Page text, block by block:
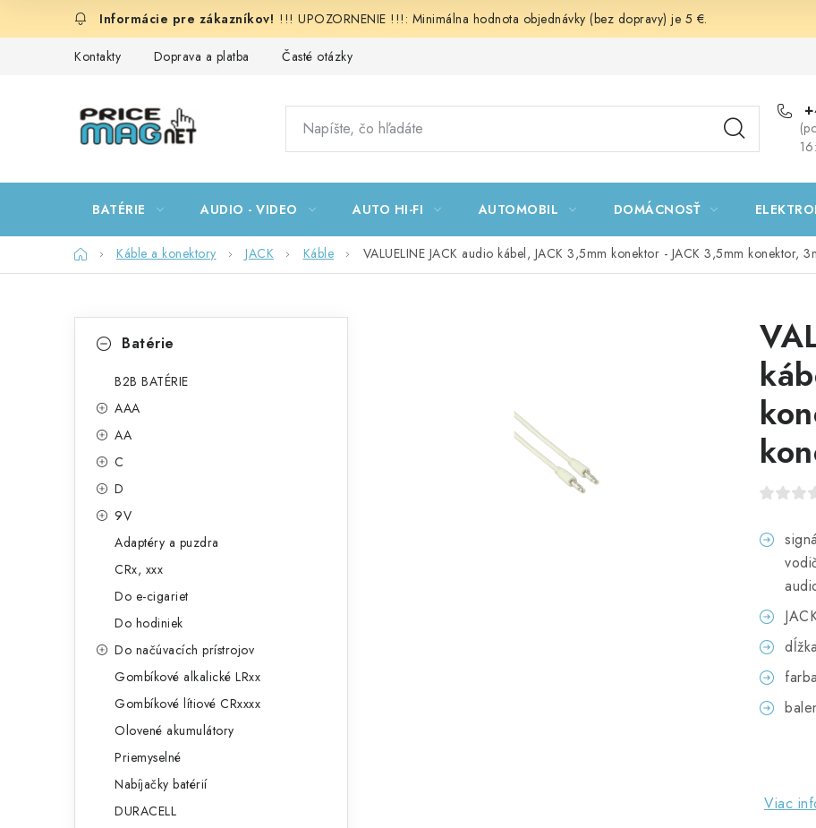
!!! UPOZORNENIE !!!: Minimálna hodnota objednávky (bez dopravy) je 5 €.
Kontakty Doprava a platba Časté otázky
BATÉRIE AUDIO - VIDEO AUTO HI-FI AUTOMOBIL DOMÁCNOSŤ
DomovKáble a konektory JACK Káble VALUELINE JACK audio kábel, JACK 3,5mm konektor - JACK 3,5mm konektor,
kategórieBatérie
B2B BATÉRIE
AAA
AA
C
D
9V
Adaptéry a puzdra
CRx, xxx
Do e-cigariet
Do hodiniek
Do načúvacích prístrojov
Gombíkové alkalické LRxx
Gombíkové lítiové CRxxxx
Olovené akumulátory
Priemyselné
Nabíjačky batérií
DURACELL
Viac